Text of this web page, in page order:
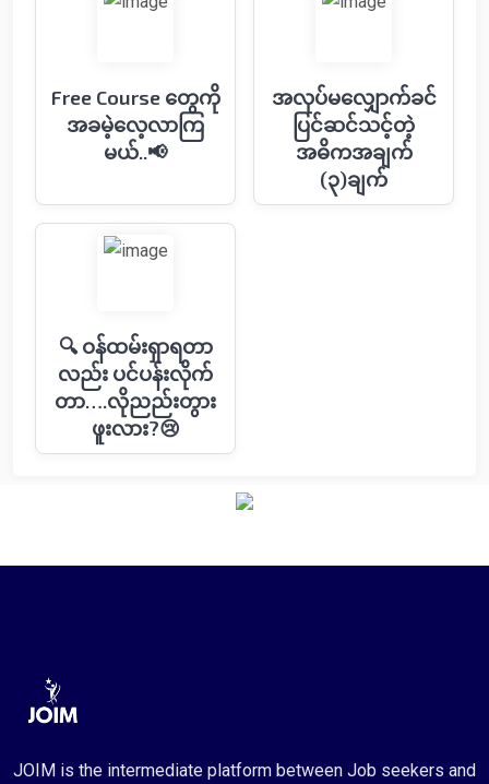
Free Course တွေကို
အခမဲ့လေ့လာကြ
မယ်..📢
အလုပ်မလျှောက်ခင်
ပြင်ဆင်သင့်တဲ့
အဓိကအချက်
(၃)ချက်
🔍 ဝန်ထမ်းရှာရတာ
လည်း ပင်ပန်းလိုက်
တာ….လိုညည်းတွား
ဖူးလား?😢
JOIM is the intermediate platform between Job seekers and